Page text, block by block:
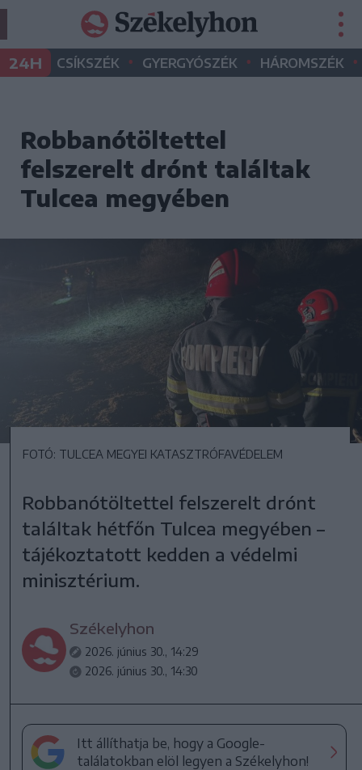
24H CSÍKSZÉK • GYERGYÓSZÉK • HÁROMSZÉK •
Robbanótöltettel
felszerelt drónt találtak
Tulcea megyében
FOTÓ: TULCEA MEGYEI KATASZTRÓFAVÉDELEM
Robbanótöltettel felszerelt drónt
találtak hétfőn Tulcea megyében –
tájékoztatott kedden a védelmi
minisztérium.
Székelyhon
2026. június 30., 14:29
2026. június 30., 14:30
Itt állíthatja be, hogy a Google-
találatokban elöl legyen a Székelyhon!